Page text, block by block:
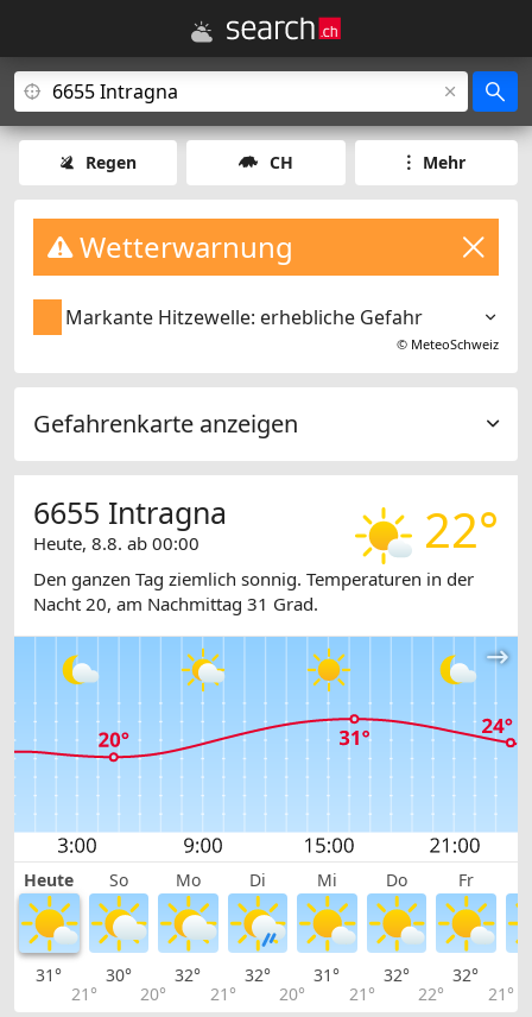
Regen CH Mehr
Wetterwarnung
Markante Hitzewelle: erhebliche Gefahr
© MeteoSchweiz
Gefahrenkarte anzeigen
22°
6655 Intragna
Heute, 8.8. ab 00:00
Den ganzen Tag ziemlich sonnig. Temperaturen in der
Nacht 20, am Nachmittag 31 Grad.
Heute So Mo Di Mi Do Fr
31°
21°
30°
20°
32°
21°
32°
20°
31°
21°
32°
22°
32°
21°